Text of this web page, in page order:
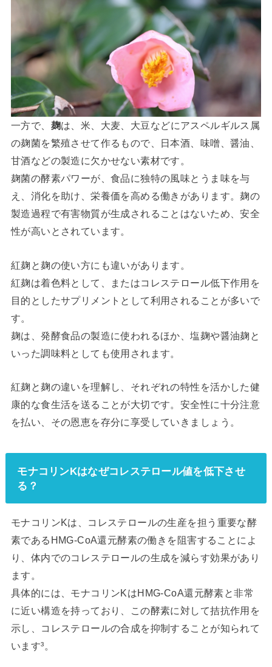
一方で、 麹は、米、大麦、大豆などにアスペルギルス属
の麹菌を繁殖させて作るもので、日本酒、味噌、醤油、
甘酒などの製造に欠かせない素材です。
麹菌の酵素パワーが、食品に独特の風味とうま味を与
え、消化を助け、栄養価を高める働きがあります。麹の
製造過程で有害物質が生成されることはないため、安全
性が高いとされています。
紅麹と麹の使い方にも違いがあります。
紅麹は着色料として、またはコレステロール低下作用を
目的としたサプリメントとして利用されることが多いで
す。
麹は、発酵食品の製造に使われるほか、塩麹や醤油麹と
いった調味料としても使用されます。
紅麹と麹の違いを理解し、それぞれの特性を活かした健
康的な食生活を送ることが大切です。安全性に十分注意
を払い、その恩恵を存分に享受していきましょう。
モナコリンKはなぜコレステロール値を低下させ
る？
モナコリンKは、コレステロールの生産を担う重要な酵
素であるHMG-CoA還元酵素の働きを阻害することによ
り、体内でのコレステロールの生成を減らす効果があり
ます。
具体的には、モナコリンKはHMG-CoA還元酵素と非常
に近い構造を持っており、この酵素に対して拮抗作用を
示し、コレステロールの合成を抑制することが知られて
います³。